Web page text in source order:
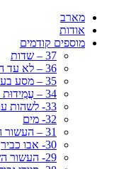
מארב
אודות
מוספים קודמים
37 – שדות
36 – לא עד הסוף
35 – מסע בעקבות האימפריה העות'מאנית
34 – עֲמִידוּת עֲמִידָה עֶמְדָּה
33- לשהות עם השאלה
32- מים
31 – העשור השני – חלק 2
30- אבו כביר
29- העשור השני